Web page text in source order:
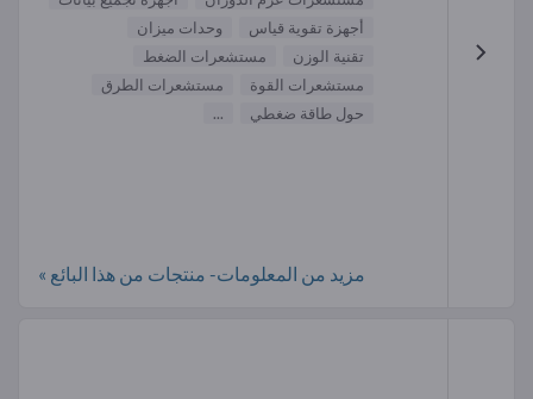
أجهزة تقوية قياس
وحدات ميزان
تقنية الوزن
مستشعرات الضغط
مستشعرات القوة
مستشعرات الطرق
حول طاقة ضغطي
...
مزيد من المعلومات- منتجات من هذا البائع »